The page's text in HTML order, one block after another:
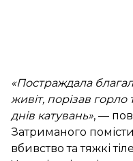
«Постраждала
живіт, порізав горло
днів катувань», —
Затриманого
вбивство та тяжкі